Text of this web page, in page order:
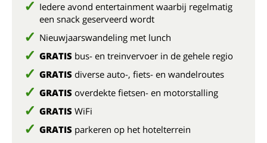
Iedere avond entertainment waarbij regelmatig
een snack geserveerd wordt
Nieuwjaarswandeling met lunch
GRATIS bus- en treinvervoer in de gehele regio
GRATIS diverse auto-, fiets- en wandelroutes
GRATIS overdekte fietsen- en motorstalling
GRATIS WiFi
GRATIS parkeren op het hotelterrein